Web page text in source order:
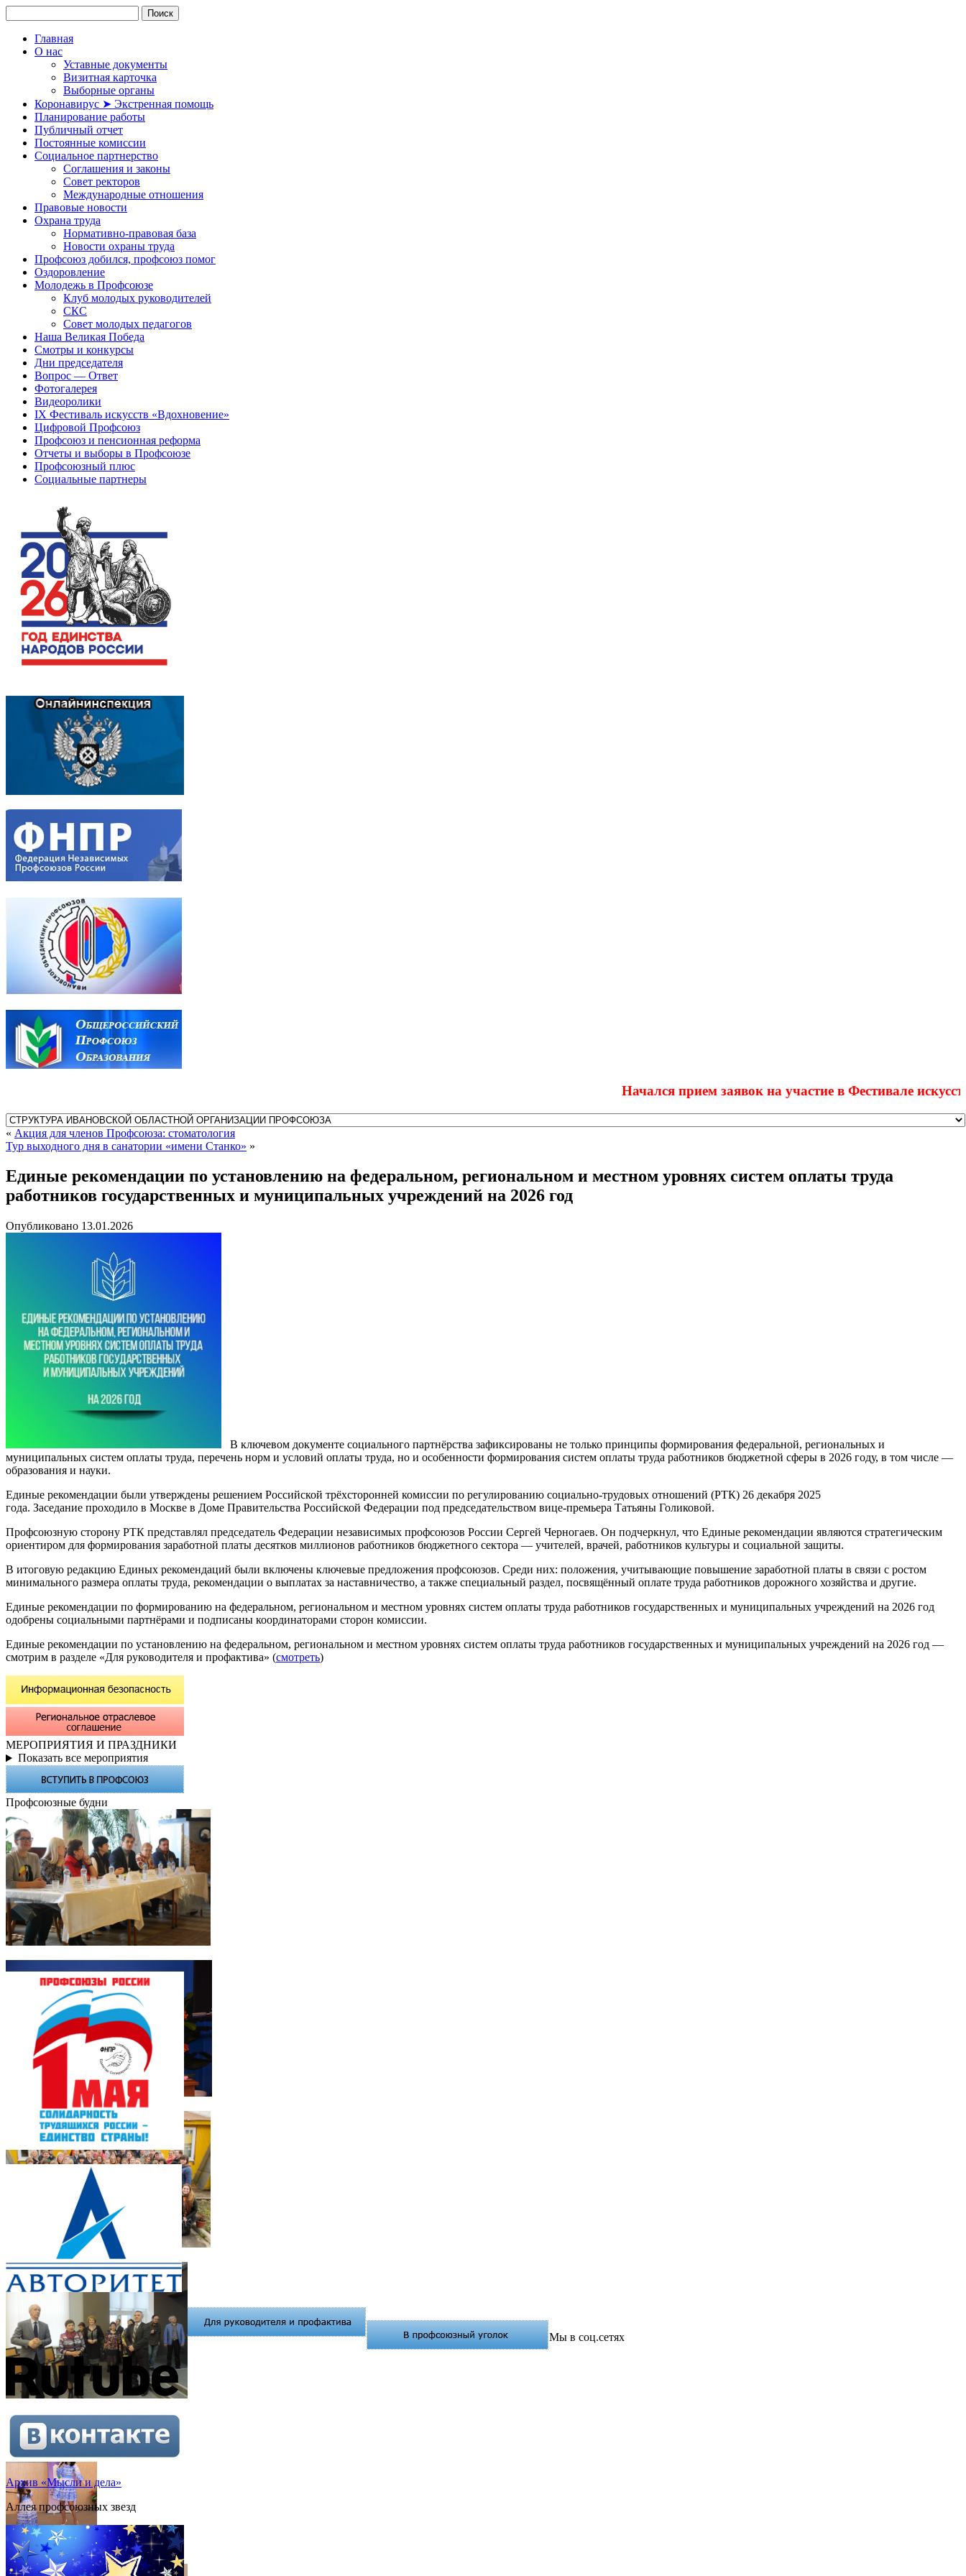
Главная
О нас
Уставные документы
Визитная карточка
Выборные органы
Коронавирус ➤ Экстренная помощь
Планирование работы
Публичный отчет
Постоянные комиссии
Социальное партнерство
Соглашения и законы
Совет ректоров
Международные отношения
Правовые новости
Охрана труда
Нормативно-правовая база
Новости охраны труда
Профсоюз добился, профсоюз помог
Оздоровление
Молодежь в Профсоюзе
Клуб молодых руководителей
СКС
Совет молодых педагогов
Наша Великая Победа
Смотры и конкурсы
Дни председателя
Вопрос — Ответ
Фотогалерея
Видеоролики
IX Фестиваль искусств «Вдохновение»
Цифровой Профсоюз
Профсоюз и пенсионная реформа
Отчеты и выборы в Профсоюзе
Профсоюзный плюс
Социальные партнеры
Начался прием заявок на участие в Фестивале искусств
« Акция для членов Профсоюза: стоматология
Тур выходного дня в санатории «имени Станко» »
Единые рекомендации по установлению на федеральном, региональном и местном уровнях систем оплаты труда
работников государственных и муниципальных учреждений на 2026 год
Опубликовано 13.01.2026
В ключевом документе социального партнёрства зафиксированы не только принципы формирования федеральной, региональных и
муниципальных систем оплаты труда, перечень норм и условий оплаты труда, но и особенности формирования систем оплаты труда работников бюджетной сферы в 2026 году, в том числе —
образования и науки.
Единые рекомендации были утверждены решением Российской трёхсторонней комиссии по регулированию социально-трудовых отношений (РТК) 26 декабря 2025
года. Заседание проходило в Москве в Доме Правительства Российской Федерации под председательством вице-премьера Татьяны Голиковой.
Профсоюзную сторону РТК представлял председатель Федерации независимых профсоюзов России Сергей Черногаев. Он подчеркнул, что Единые рекомендации являются стратегическим
ориентиром для формирования заработной платы десятков миллионов работников бюджетного сектора — учителей, врачей, работников культуры и социальной защиты.
В итоговую редакцию Единых рекомендаций были включены ключевые предложения профсоюзов. Среди них: положения, учитывающие повышение заработной платы в связи с ростом
минимального размера оплаты труда, рекомендации о выплатах за наставничество, а также специальный раздел, посвящённый оплате труда работников дорожного хозяйства и другие.
Единые рекомендации по формированию на федеральном, региональном и местном уровнях систем оплаты труда работников государственных и муниципальных учреждений на 2026 год
одобрены социальными партнёрами и подписаны координаторами сторон комиссии.
Единые рекомендации по установлению на федеральном, региональном и местном уровнях систем оплаты труда работников государственных и муниципальных учреждений на 2026 год —
смотрим в разделе «Для руководителя и профактива» (смотреть)
МЕРОПРИЯТИЯ И ПРАЗДНИКИ
Показать все мероприятия
Профсоюзные будни
Мы в соц.сетях
Архив «Мысли и дела»
Аллея профсоюзных звезд